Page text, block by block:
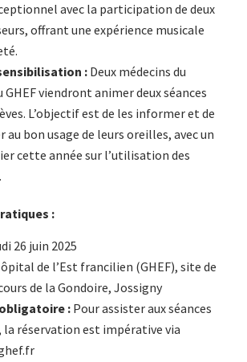
avec la participation de deux
offrant une expérience musicale
: Deux médecins du
GHEF viendront animer deux séances
L’objectif est de les informer et de
au bon usage de leurs oreilles, avec un
cette année sur l’utilisation des
:
26 juin 2025
de l’Est francilien (GHEF), site de
de la Gondoire, Jossigny
: Pour assister aux séances
la réservation est impérative via